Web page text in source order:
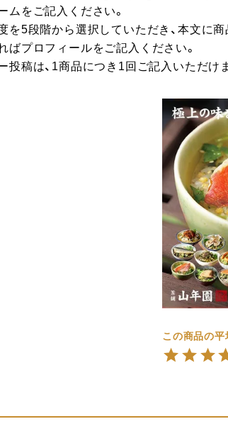
ムをご記入ください。
を5段階から選択していただき、本文に
ばプロフィールをご記入ください。
投稿は、1商品につき1回ご記入いただけま